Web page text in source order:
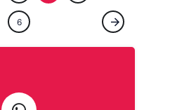
olmak isteyenler
6